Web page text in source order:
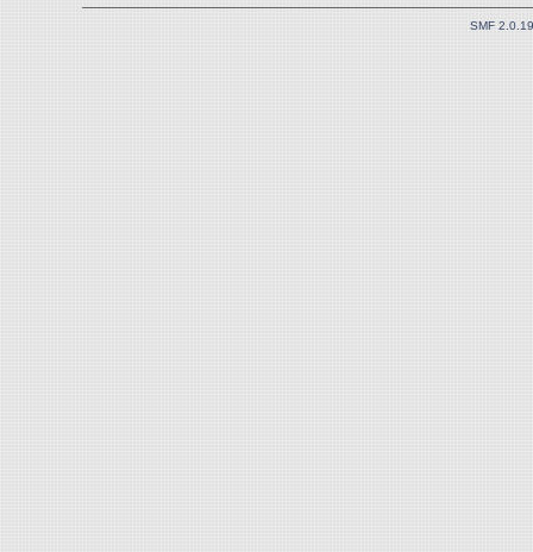
SMF 2.0.19